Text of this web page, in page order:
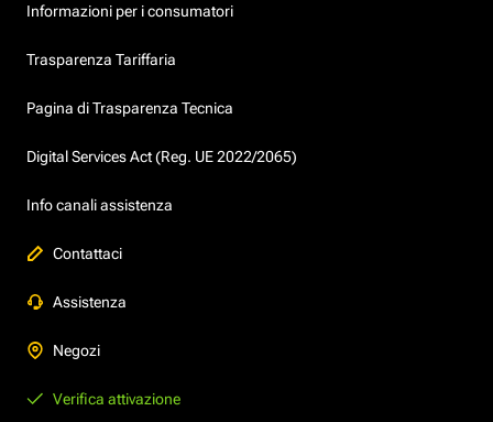
Informazioni per i consumatori
Trasparenza Tariffaria
Pagina di Trasparenza Tecnica
Digital Services Act (Reg. UE 2022/2065)
Info canali assistenza
Contattaci
Assistenza
Negozi
Verifica attivazione